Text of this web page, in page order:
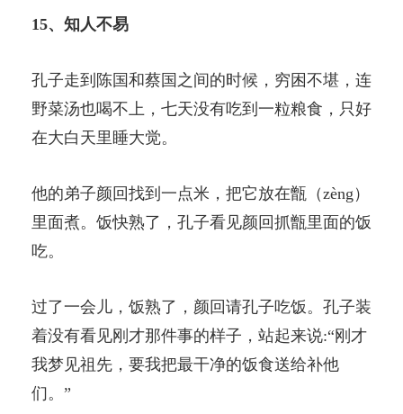
15、知人不易
孔子走到陈国和蔡国之间的时候，穷困不堪，连
野菜汤也喝不上，七天没有吃到一粒粮食，只好
在大白天里睡大觉。
他的弟子颜回找到一点米，把它放在甑（zèng）
里面煮。饭快熟了，孔子看见颜回抓甑里面的饭
吃。
过了一会儿，饭熟了，颜回请孔子吃饭。孔子装
着没有看见刚才那件事的样子，站起来说:“刚才
我梦见祖先，要我把最干净的饭食送给补他
们。”